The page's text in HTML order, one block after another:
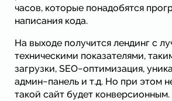
часов, которые понадобятся
написания кода.
На выходе получится лендинг с
техническими показателями,
загрузки, SEO−оптимизация,
админ−панель и т.д. Но при этом
такой сайт будет конверсионным.